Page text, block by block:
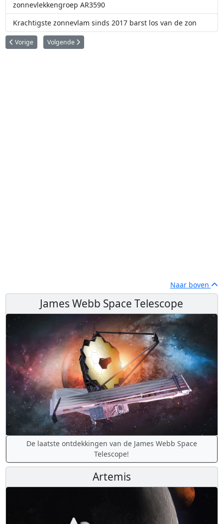
zonnevlekkengroep AR3590
Krachtigste zonnevlam sinds 2017 barst los van de zon
Vorig artikel: Zeer krachtige X6.3 zonnevlam afkomstig van
Vorige Volgende artikel: Indiaans zonne-observatorium komt aan
Volgende
Naar boven
James Webb Space Telescope
De laatste ontdekkingen van de James Webb Space
Telescope!
Artemis